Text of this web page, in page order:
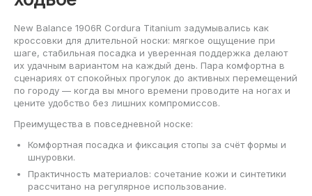
New Balance 1906R Cordura Titanium задумывались как
кроссовки для длительной носки: мягкое ощущение при
шаге, стабильная посадка и уверенная поддержка делают
их удачным вариантом на каждый день. Пара комфортна в
сценариях от спокойных прогулок до активных перемещений
по городу — когда вы много времени проводите на ногах и
цените удобство без лишних компромиссов.
Преимущества в повседневной носке:
Комфортная посадка и фиксация стопы за счёт формы и
шнуровки.
Практичность материалов: сочетание кожи и синтетики
рассчитано на регулярное использование.